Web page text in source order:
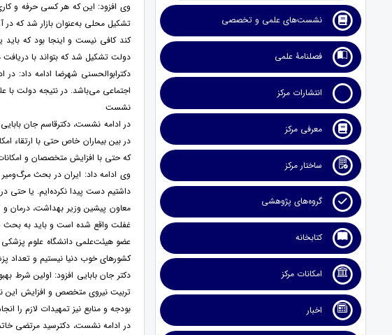
نشست‌های علمی و تخصصی
فصلنامۀ علمی
انتشارات مرکز
معرفی مرکز
ساختار مرکز
گروه‌های پژوهشی
کتابخانه
امکانات مرکز
اخبار
وی افزود: این که هر کسی حرفه و
تشکیل محلی به‌عنوان بازار شد که در
کند کافی نیست و اینجا بود که
دولت تشکیل شد که بتواند با
دکترابوالحسنی شهرضا ادامه داد: در
اجتماعی می‌باشد. در نتیجه دولت با
نشست
در ادامه نشست، دکترقاسم جان
که حتی با افزایش متخصصان و امکانات
داشتیم دست پیدا نکرده‌ایم. یا حتی
معاون پیشین وزیر بهداشت، درمان
غفلت واقع شده است و باید به بحث
عضو هیئت‌علمی دانشگاه علوم
کشورهای خوب دنیا نیستیم و تعداد
دکتر جان بابایی افزود: اولین
تربیت نیروی متخصص و افزایش این
بودجه و منابع نیز تمهیدات لازم را
در ادامه نشست، دکترسید مرتضی